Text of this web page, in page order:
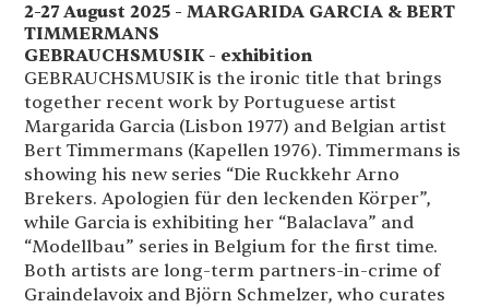
2-27 August 2025 - MARGARIDA GARCIA & BERT
TIMMERMANS
GEBRAUCHSMUSIK - exhibition
GEBRAUCHSMUSIK is the ironic title that brings
together recent work by Portuguese artist
Margarida Garcia (Lisbon 1977) and Belgian artist
Bert Timmermans (Kapellen 1976). Timmermans is
showing his new series “Die Ruckkehr Arno
Brekers. Apologien für den leckenden Körper”,
while Garcia is exhibiting her “Balaclava” and
“Modellbau” series in Belgium for the first time.
Both artists are long-term partners-in-crime of
Graindelavoix and Björn Schmelzer, who curates